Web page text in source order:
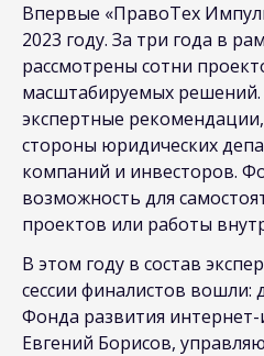
Впервые «ПравоТех
2023 году. За три года в
рассмотрены сотни
масштабируемых решений.
экспертные
стороны юридических
компаний и инвесторов.
возможность для
проектов или работы
В этом году в состав
сессии финалистов
Фонда развития
Евгений Борисов,